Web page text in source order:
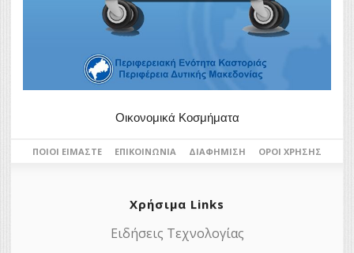
Οικονομικά Κοσμήματα
ΠΟΙΟΙ ΕΊΜΑΣΤΕ ΕΠΙΚΟΙΝΩΝΊΑ ΔΙΑΦΉΜΙΣΗ ΌΡΟΙ ΧΡΉΣΗΣ
Χρήσιμα Links
Ειδήσεις Τεχνολογίας